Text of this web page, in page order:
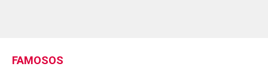
FAMOSOS